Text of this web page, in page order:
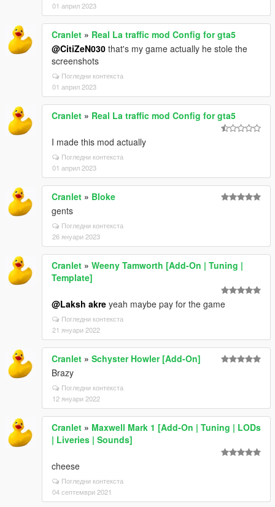
01 април 2023
Cranlet » Real La traffic mod Config for gta5
@CitiZeN030 that's my game actually he stole the
screenshots
Погледни контекста
01 април 2023
Cranlet » Real La traffic mod Config for gta5
I made this mod actually
Погледни контекста
01 април 2023
Cranlet » Bloke
gents
Погледни контекста
26 януари 2023
Cranlet » Weeny Tamworth [Add-On | Tuning |
Template]
@Laksh akre yeah maybe pay for the game
Погледни контекста
21 януари 2022
Cranlet » Schyster Howler [Add-On]
Brazy
Погледни контекста
12 януари 2022
Cranlet » Maxwell Mark 1 [Add-On | Tuning | LODs
| Liveries | Sounds]
cheese
Погледни контекста
04 септември 2021